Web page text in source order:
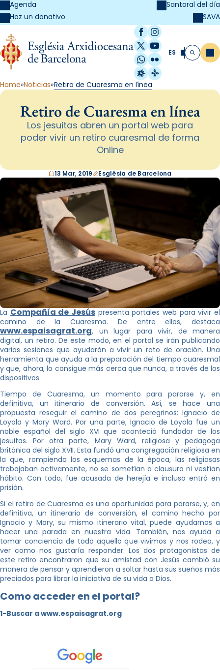
Agenda
Haz un donativo
Santoral del día
SAVA
Facebook
Instagram
X / Twitter
YouTube
WhatsApp
Flickr
Radio Estel
Catalunya
ES Buscar
Home Noticias Retiro de Cuaresma en línea
Retiro de Cuaresma en línea
Los jesuitas abren un portal web para
poder vivir un retiro cuaresmal de forma
Online
13 Mar, 2019 Església de Barcelona
La Compañía de Jesús presenta portales web para vivir el
camino de la Cuaresma. De entre ellos, destaca
www.espaisagrat.org, un lugar para vivir, de manera
digital, un retiro. De este modo, en el portal se irán publicando
varias sesiones que ayudarán a vivir un rato de oración. Una
herramienta que ayuda a la preparación del tiempo cuaresmal
y que, ahora, lo consigue más cerca que nunca, a través de los
dispositivos.
Tiempo de Cuaresma, un momento para pararse y, en
definitiva, un itinerario de conversión. Así, se hace una
propuesta reseguir el camino de dos peregrinos: Ignacio de
Loyola y Mary Ward. Por una parte, Ignacio de Loyola fue un
noble español del siglo XVI que aconteció fundador de los
jesuitas. Por otra parte, Mary Ward, religiosa y pedagoga
británica del siglo XVII. Esta fundó una congregación religiosa en
la que, rompiendo los esquemas de la época, las religiosas
trabajaban activamente, no se sometían a clausura ni vestían
hábito. Con todo, fue acusada de herejía e incluso entró en
prisión.
Si el retiro de Cuaresma es una oportunidad para pararse, y, en
definitiva, un itinerario de conversión, el camino hecho por
Ignacio y Mary, su mismo itinerario vital, puede ayudarnos a
hacer una parada en nuestra vida. También, nos ayuda a
tomar conciencia de todo aquello que vivimos y nos rodea, y
ver como nos gustaría responder. Los dos protagonistas de
este retiro encontraron que su amistad con Jesús cambió su
manera de pensar y aprendieron a soltar hasta sus sueños más
preciados para librar la iniciativa de su vida a Dios.
Como acceder en el portal?
1-Buscar a www.espaisagrat.org